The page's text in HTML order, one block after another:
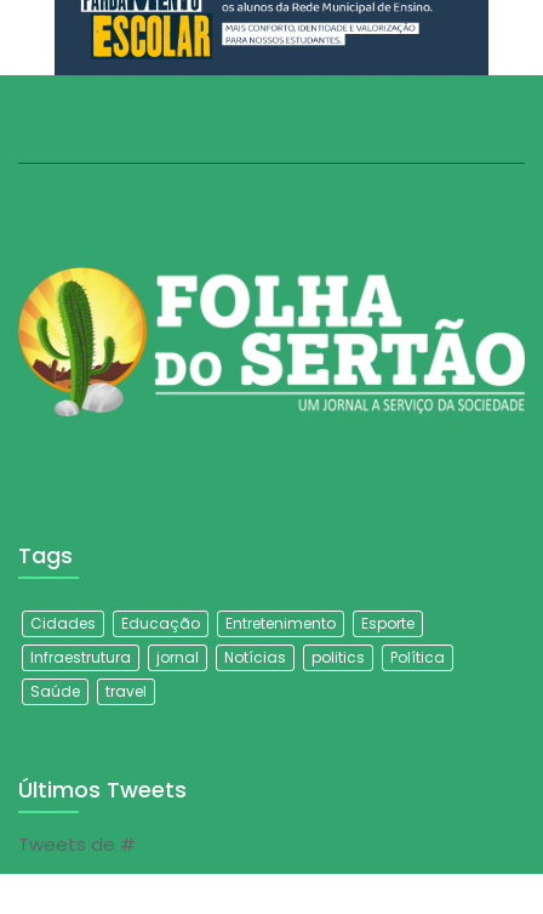
Tags
Cidades Educação Entretenimento
Esporte
Infraestrutura
jornal Notícias politics
Política
Saúde
travel
Últimos Tweets
Tweets de #